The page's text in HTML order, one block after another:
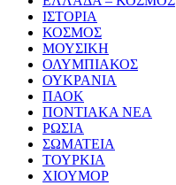
ΙΣΤΟΡΙΑ
ΚΟΣΜΟΣ
ΜΟΥΣΙΚΗ
ΟΛΥΜΠΙΑΚΟΣ
ΟΥΚΡΑΝΙΑ
ΠΑΟΚ
ΠΟΝΤΙΑΚΑ ΝΕΑ
ΡΩΣΙΑ
ΣΩΜΑΤΕΙΑ
ΤΟΥΡΚΙΑ
ΧΙΟΥΜΟΡ